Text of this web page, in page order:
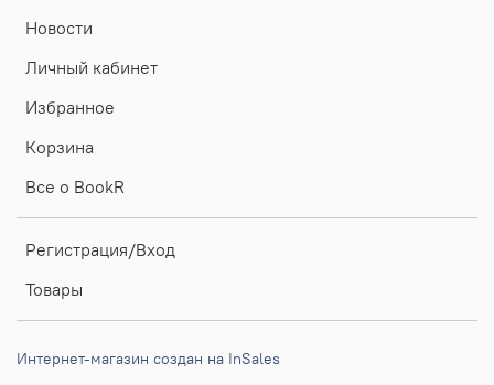
Новости
Личный кабинет
Избранное
Корзина
Все о BookR
Регистрация/Вход
Товары
Интернет-магазин создан на InSales